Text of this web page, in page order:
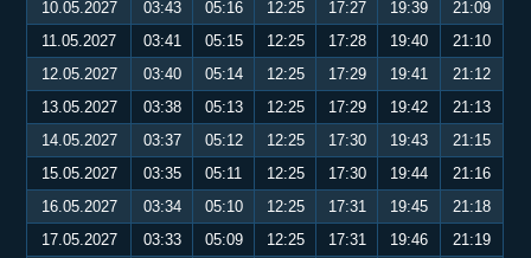
10.05.2027
03:43 05:16 12:25 17:27 19:39
21:09
11.05.2027
03:41 05:15 12:25 17:28 19:40
21:10
12.05.2027
03:40 05:14 12:25 17:29 19:41
21:12
13.05.2027
03:38 05:13 12:25 17:29 19:42
21:13
14.05.2027
03:37 05:12 12:25 17:30 19:43
21:15
15.05.2027
03:35 05:11 12:25 17:30 19:44
21:16
16.05.2027
03:34 05:10 12:25 17:31 19:45
21:18
17.05.2027
03:33 05:09 12:25 17:31 19:46
21:19